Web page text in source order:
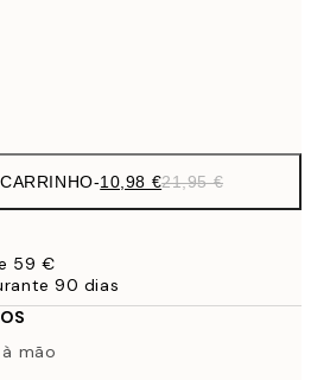
-10,98 €21,95 €
59 €
90 dias
mão